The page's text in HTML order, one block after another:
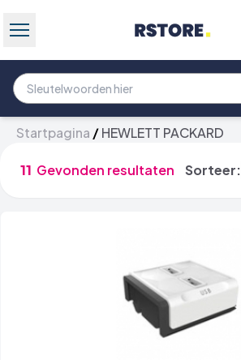
Startpagina /HEWLETT PACKARD
11 Gevonden resultaten Sorteer: